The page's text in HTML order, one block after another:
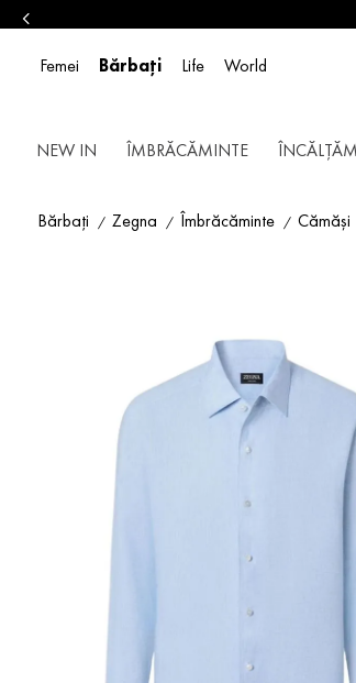
Femei Bărbați Life World
NEW IN ÎMBRĂCĂMINTE
Bărbați Zegna Îmbrăcăminte Cămăși